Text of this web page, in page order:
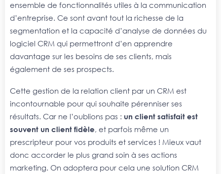
ensemble de fonctionnalités utiles à la communication
d’entreprise. Ce sont avant tout la richesse de la
segmentation et la capacité d’analyse de données du
logiciel CRM qui permettront d’en apprendre
davantage sur les besoins de ses clients, mais
également de ses prospects.
Cette gestion de la relation client par un CRM est
incontournable pour qui souhaite pérenniser ses
résultats. Car ne l’oublions pas : un client satisfait est
souvent un client fidèle, et parfois même un
prescripteur pour vos produits et services ! Mieux vaut
donc accorder le plus grand soin à ses actions
marketing. On adoptera pour cela une solution CRM